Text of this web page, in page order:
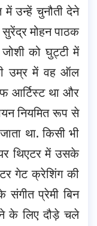
में उन्हें चुनौती देने
मोहन पाठक
जोशी को घुट्टी में
उम्र में वह ऑल
आर्टिस्ट था और
नियमित रूप से
था. किसी भी
थिएटर में उसके
गेट क्रेशिंग की
संगीत प्रेमी बिन
के लिए दौड़े चले